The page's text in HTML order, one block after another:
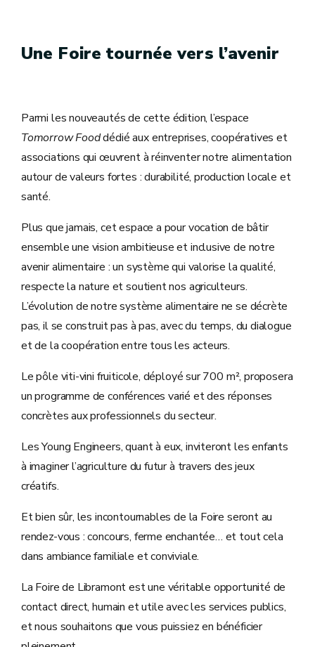
Une Foire tournée vers l’avenir
Parmi les nouveautés de cette édition, l’espace
Tomorrow Fooddédié aux entreprises, coopératives et
associations qui œuvrent à réinventer notre alimentation
autour de valeurs fortes : durabilité, production locale et
santé.
Plus que jamais, cet espace a pour vocation de bâtir
ensemble une vision ambitieuse et inclusive de notre
avenir alimentaire : un système qui valorise la qualité,
respecte la nature et soutient nos agriculteurs.
L’évolution de notre système alimentaire ne se décrète
pas, il se construit pas à pas, avec du temps, du dialogue
et de la coopération entre tous les acteurs.
Le pôle viti-vini fruiticole, déployé sur 700 m², proposera
un programme de conférences varié et des réponses
concrètes aux professionnels du secteur.
Les Young Engineers, quant à eux, inviteront les enfants
à imaginer l’agriculture du futur à travers des jeux
créatifs.
Et bien sûr, les incontournables de la Foire seront au
rendez-vous : concours, ferme enchantée… et tout cela
dans ambiance familiale et conviviale.
La Foire de Libramont est une véritable opportunité de
contact direct, humain et utile avec les services publics,
et nous souhaitons que vous puissiez en bénéficier